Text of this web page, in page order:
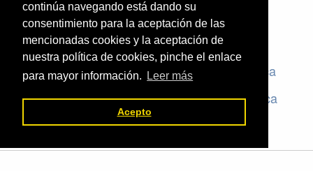
continúa navegando está dando su
consentimiento para la aceptación de las
mencionadas cookies y la aceptación de
nuestra política de cookies, pinche el enlace
para mayor información.
Leer más
Acepto
Artículos destacados
Evaluación en educación física
Criterios de evaluación en educación física
Rúbricas de evaluación en educación física